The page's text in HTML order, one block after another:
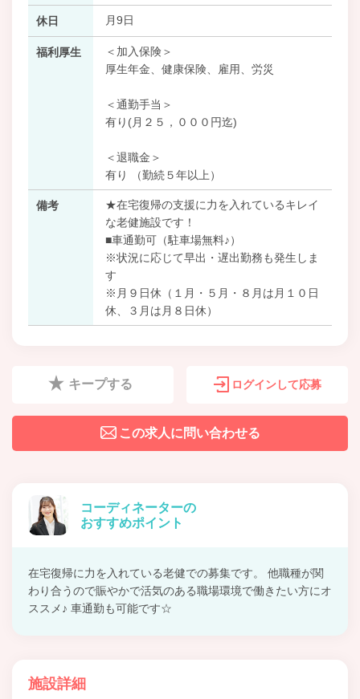
休日 月9日
福利厚生
＜加入保険＞
厚生年金、健康保険、雇用、労災
＜通勤手当＞
有り(月２５，０００円迄)
＜退職金＞
有り （勤続５年以上）
備考
★在宅復帰の支援に力を入れているキレイ
な老健施設です！
■車通勤可（駐車場無料♪）
※状況に応じて早出・遅出勤務も発生しま
す
※月９日休（１月・５月・８月は月１０日
休、３月は月８日休）
キープする ログインして応募
この求人に問い合わせる
コーディネーターの
おすすめポイント
在宅復帰に力を入れている老健での募集です。 他職種が関
わり合うので賑やかで活気のある職場環境で働きたい方にオ
ススメ♪ 車通勤も可能です☆
施設詳細